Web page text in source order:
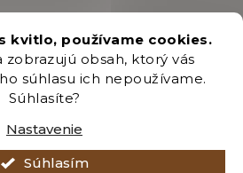
kvitlo, používame cookies.
zobrazujú obsah, ktorý vás
súhlasu ich nepoužívame.
Súhlasíte?
Nastavenie
Súhlasím
Shoptet Premium
Brozany